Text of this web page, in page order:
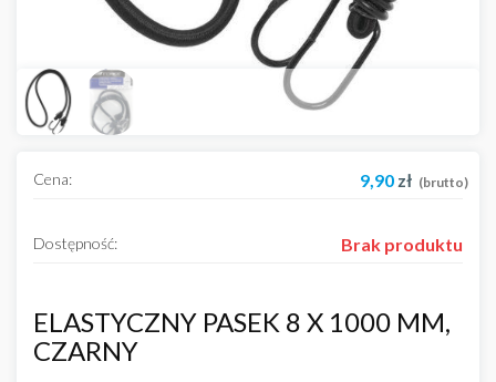
ELASTYCZNY PASEK 8 X 1000 MM,
CZARNY
Cena: 9,90 zł (brutto)
Dostępność: Brak produktu